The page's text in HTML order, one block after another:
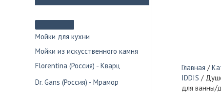
Мойки для кухни
Мойки из искусственного камня
Florentina (Россия) - Кварц
Dr. Gans (Россия) - Мрамор
Главная /
IDDIS /
для ванны/